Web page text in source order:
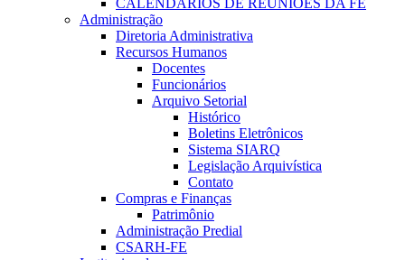
CALENDÁRIOS DE REUNIÕES DA FE
Administração
Diretoria Administrativa
Recursos Humanos
Docentes
Funcionários
Arquivo Setorial
Histórico
Boletins Eletrônicos
Sistema SIARQ
Legislação Arquivística
Contato
Compras e Finanças
Patrimônio
Administração Predial
CSARH-FE